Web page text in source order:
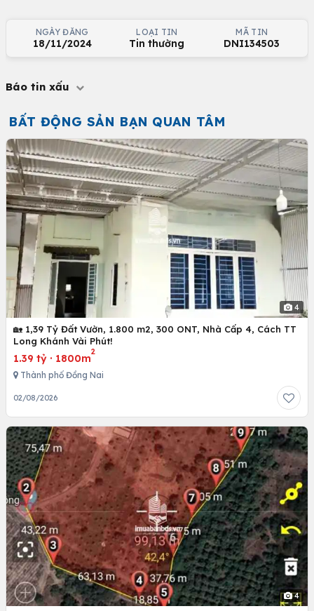
NGÀY ĐĂNG
18/11/2024
LOẠI TIN
Tin thường
MÃ TIN
DNI134503
Báo tin xấu
BẤT ĐỘNG SẢN BẠN QUAN TÂM
4
🏡 1,39 Tỷ Đất Vườn, 1.800 m2, 300 ONT, Nhà Cấp 4, Cách TT
Long Khánh Vài Phút!
1.39 tỷ · 1800m
2
Thành phố Đồng Nai
02/08/2026
4